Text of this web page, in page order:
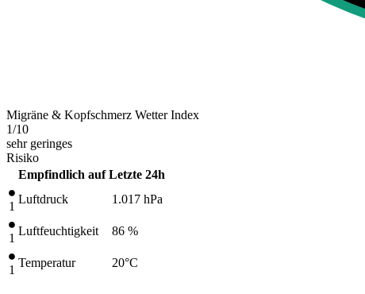
Migräne & Kopfschmerz Wetter Index
1/10
sehr geringes
Risiko
Empfindlich auf Letzte 24h
1
Luftdruck 1.017 hPa
1
Luftfeuchtigkeit 86 %
1
Temperatur 20°C